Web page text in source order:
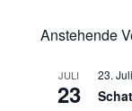
Anstehende
JULI
23
23.